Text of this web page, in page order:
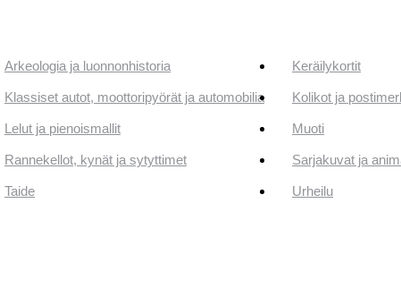
Arkeologia ja luonnonhistoria Keräilykortit
Klassiset autot, moottoripyörät ja automobilia Kolikot ja
Lelut ja pienoismallit Muoti
Rannekellot, kynät ja sytyttimet Sarjakuvat ja
Taide Urheilu